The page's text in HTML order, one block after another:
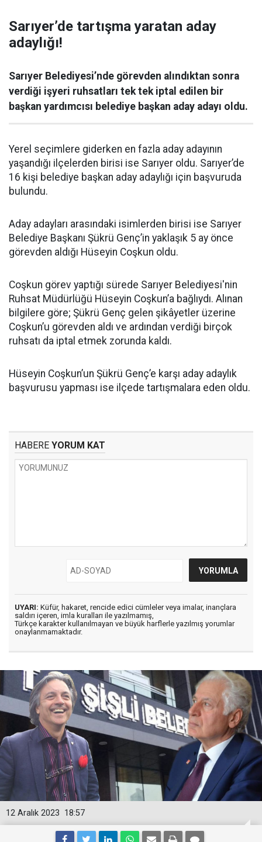
Sarıyer’de tartışma yaratan aday
adaylığı!
Sarıyer Belediyesi’nde görevden alındıktan sonra
verdiği işyeri ruhsatları tek tek iptal edilen bir
başkan yardımcısı belediye başkan aday adayı oldu.
Yerel seçimlere giderken en fazla aday adayının
yaşandığı ilçelerden birisi ise Sarıyer oldu. Sarıyer’de
16 kişi belediye başkan aday adaylığı için başvuruda
bulundu.
Aday adayları arasındaki isimlerden birisi ise Sarıyer
Belediye Başkanı Şükrü Genç’in yaklaşık 5 ay önce
görevden aldığı Hüseyin Coşkun oldu.
Coşkun görev yaptığı sürede Sarıyer Belediyesi'nin
Ruhsat Müdürlüğü Hüseyin Coşkun’a bağlıydı. Alınan
bilgilere göre; Şükrü Genç gelen şikâyetler üzerine
Coşkun’u görevden aldı ve ardından verdiği birçok
ruhsatı da iptal etmek zorunda kaldı.
Hüseyin Coşkun’un Şükrü Genç’e karşı aday adaylık
başvurusu yapması ise ilçede tartışmalara eden oldu.
HABERE YORUM KAT
UYARI: Küfür, hakaret, rencide edici cümleler veya imalar, inançlara
saldırı içeren, imla kuralları ile yazılmamış,
Türkçe karakter kullanılmayan ve büyük harflerle yazılmış yorumlar
onaylanmamaktadır.
18:57
12 Aralık 2023